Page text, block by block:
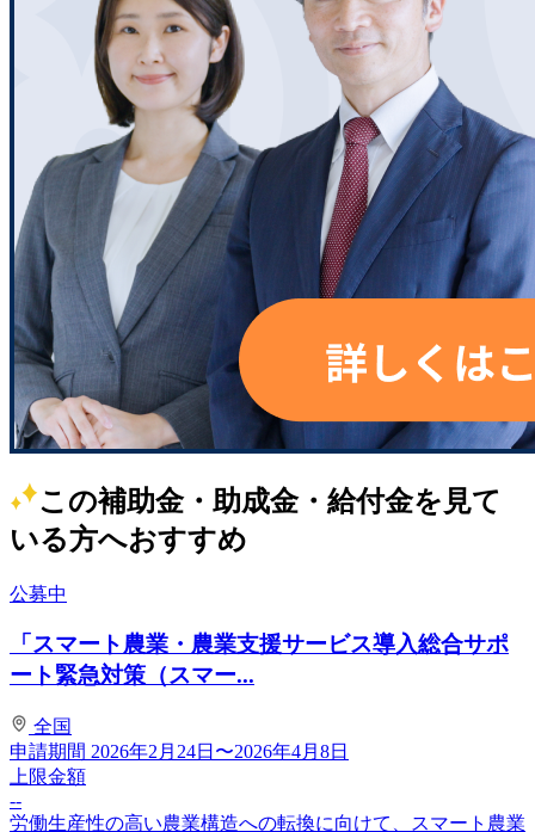
この補助金・助成金・給付金を見て
いる方へおすすめ
公募中
「スマート農業・農業支援サービス導入総合サポ
ート緊急対策（スマー...
全国
申請期間 2026年2月24日〜2026年4月8日
上限金額
--
労働生産性の高い農業構造への転換に向けて、スマート農業